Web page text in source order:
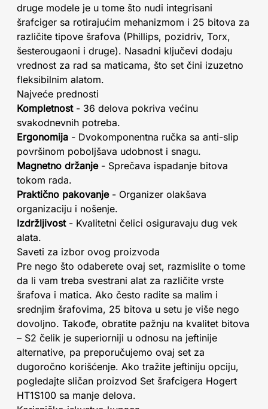
druge modele je u tome što nudi integrisani
šrafciger sa rotirajućim mehanizmom i 25 bitova za
različite tipove šrafova (Phillips, pozidriv, Torx,
šesterougaoni i druge). Nasadni ključevi dodaju
vrednost za rad sa maticama, što set čini izuzetno
fleksibilnim alatom.
Najveće prednosti
Kompletnost- 36 delova pokriva većinu
svakodnevnih potreba.
Ergonomija - Dvokomponentna ručka sa anti-slip
površinom poboljšava udobnost i snagu.
Magnetno držanje- Sprečava ispadanje bitova
tokom rada.
Praktično pakovanje- Organizer olakšava
organizaciju i nošenje.
Izdržljivost- Kvalitetni čelici osiguravaju dug vek
alata.
Saveti za izbor ovog proizvoda
Pre nego što odaberete ovaj set, razmislite o tome
da li vam treba svestrani alat za različite vrste
šrafova i matica. Ako često radite sa malim i
srednjim šrafovima, 25 bitova u setu je više nego
dovoljno. Takođe, obratite pažnju na kvalitet bitova
– S2 čelik je superiorniji u odnosu na jeftinije
alternative, pa preporučujemo ovaj set za
dugoročno korišćenje. Ako tražite jeftiniju opciju,
pogledajte sličan proizvod Set šrafcigera Hogert
HT1S100 sa manje delova.